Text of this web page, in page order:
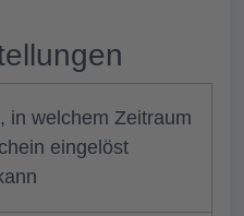
in welchem Zeitraum
eingelöst